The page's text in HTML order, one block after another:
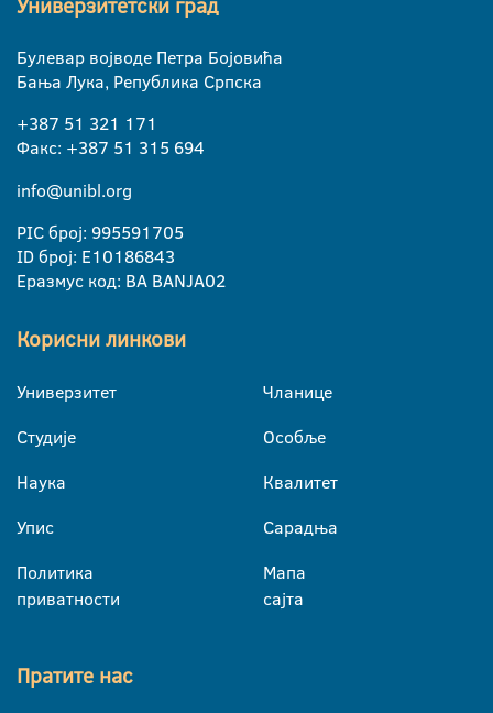
Универзитетски град
Булевар војводе Петра Бојовића
Бања Лука, Република Српска
+387 51 321 171
Факс: +387 51 315 694
info@unibl.org
PIC број: 995591705
ID број: E10186843
Еразмус код: BA BANJA02
Корисни линкови
Универзитет
Студије
Наука
Упис
Политика
приватности
Чланице
Особље
Квалитет
Сарадња
Мапа
сајта
Пратите нас